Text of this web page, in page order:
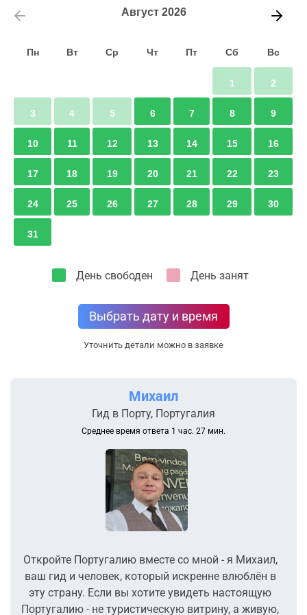
Август 2026
Пн Вт Ср Чт Пт Сб Вс
1 2
3 4 5 6 7 8 9
10 11 12 13 14 15 16
17 18 19 20 21 22 23
24 25 26 27 28 29 30
31
День свободен День занят
Выбрать дату и время
Уточнить детали можно в заявке
Михаил
Гид в Порту, Португалия
Среднее время ответа 1 час. 27 мин.
Откройте Португалию вместе со мной - я Михаил,
ваш гид и человек, который искренне влюблён в
эту страну. Если вы хотите увидеть настоящую
Португалию - не туристическую витрину, а живую,